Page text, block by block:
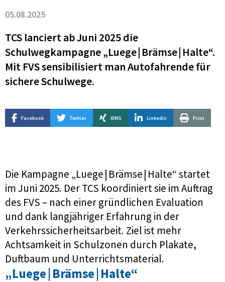
05.08.2025
TCS lanciert ab Juni 2025 die
Schulwegkampagne „Luege | Brämse | Halte“.
Mit FVS sensibilisiert man Autofahrende für
sichere Schulwege.
Facebook Twitter XING Linkedin Print
Die Kampagne „Luege | Brämse | Halte“ startet
im Juni 2025. Der TCS koordiniert sie im Auftrag
des FVS – nach einer gründlichen Evaluation
und dank langjähriger Erfahrung in der
Verkehrssicherheitsarbeit. Ziel ist mehr
Achtsamkeit in Schulzonen durch Plakate,
Duftbaum und Unterrichtsmaterial.
„Luege | Brämse | Halte“